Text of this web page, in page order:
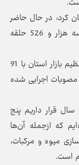
کرد: در حال حاضر
با احتساب موجودی مانده سال گذشته سه هزار و 526 حلقه
خلیقی اظهار کرد: امسال تاکنون 10 جلسه تنظیم بازار استان با 91
شده و 80 درصد این مصوبات اجرایی شده
قرار داریم پنج
که ازجمله آن‌ها
میوه و مرکبات،
است.